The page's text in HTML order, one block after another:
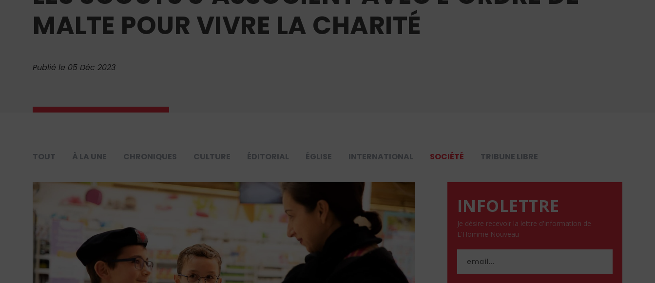
MALTE POUR VIVRE LA CHARITÉ
Publié le 05 Déc 2023
TOUT À LA UNE CHRONIQUES CULTURE ÉDITORIAL ÉGLISE INTERNATIONAL SOCIÉTÉ TRIBUNE LIBRE
INFOLETTRE
Je désire recevoir la lettre d'information de
L'Homme Nouveau